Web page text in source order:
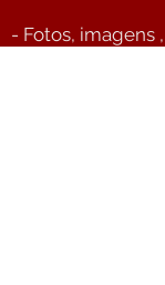
- Fotos, imagens